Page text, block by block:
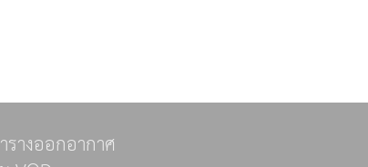
รางออกอากาศ